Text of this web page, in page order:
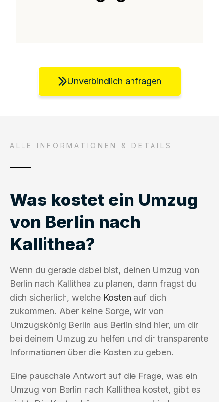
Unverbindlich anfragen
ALLE INFORMATIONEN & DETAILS
Was kostet ein Umzug
von Berlin nach
Kallithea?
Wenn du gerade dabei bist, deinen Umzug von
Berlin nach Kallithea zu planen, dann fragst du
dich sicherlich, welche Kosten auf dich
zukommen. Aber keine Sorge, wir von
Umzugskönig Berlin aus Berlin sind hier, um dir
bei deinem Umzug zu helfen und dir transparente
Informationen über die Kosten zu geben.
Eine pauschale Antwort auf die Frage, was ein
Umzug von Berlin nach Kallithea kostet, gibt es